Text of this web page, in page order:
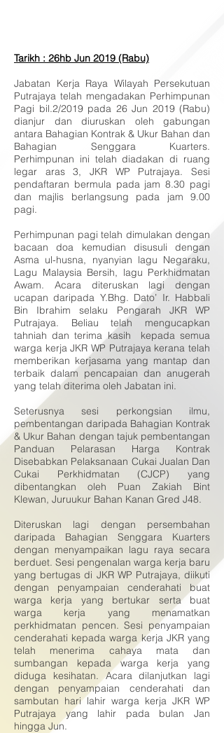
Tarikh : 26hb Jun 2019 (Rabu)
Jabatan Kerja Raya Wilayah Persekutuan
Putrajaya telah mengadakan Perhimpunan
Pagi bil.2/2019 pada 26 Jun 2019 (Rabu)
dianjur dan diuruskan oleh gabungan
antara Bahagian Kontrak & Ukur Bahan dan
Bahagian Senggara Kuarters.
Perhimpunan ini telah diadakan di ruang
legar aras 3, JKR WP Putrajaya. Sesi
pendaftaran bermula pada jam 8.30 pagi
dan majlis berlangsung pada jam 9.00
pagi.
Perhimpunan pagi telah dimulakan dengan
bacaan doa kemudian disusuli dengan
Asma ul-husna, nyanyian lagu Negaraku,
Lagu Malaysia Bersih, lagu Perkhidmatan
Awam. Acara diteruskan lagi dengan
ucapan daripada Y.Bhg. Dato’ Ir. Habbali
Bin Ibrahim selaku Pengarah JKR WP
Putrajaya. Beliau telah mengucapkan
tahniah dan terima kasih kepada semua
warga kerja JKR WP Putrajaya kerana telah
memberikan kerjasama yang mantap dan
terbaik dalam pencapaian dan anugerah
yang telah diterima oleh Jabatan ini.
Seterusnya sesi perkongsian ilmu,
pembentangan daripada Bahagian Kontrak
& Ukur Bahan dengan tajuk pembentangan
Panduan Pelarasan Harga Kontrak
Disebabkan Pelaksanaan Cukai Jualan Dan
Cukai Perkhidmatan (CJCP) yang
dibentangkan oleh Puan Zakiah Bint
Klewan, Juruukur Bahan Kanan Gred J48.
Diteruskan lagi dengan persembahan
daripada Bahagian Senggara Kuarters
dengan menyampaikan lagu raya secara
berduet. Sesi pengenalan warga kerja baru
yang bertugas di JKR WP Putrajaya, diikuti
dengan penyampaian cenderahati buat
warga kerja yang bertukar serta buat
warga kerja yang menamatkan
perkhidmatan pencen. Sesi penyampaian
cenderahati kepada warga kerja JKR yang
telah menerima cahaya mata dan
sumbangan kepada warga kerja yang
diduga kesihatan. Acara dilanjutkan lagi
dengan penyampaian cenderahati dan
sambutan hari lahir warga kerja JKR WP
Putrajaya yang lahir pada bulan Jan
hingga Jun.